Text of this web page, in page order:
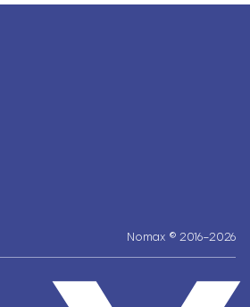
Nomax © 2016–2026